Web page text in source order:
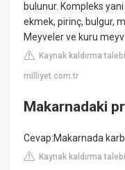
bulunur. Kompleks
ekmek, pirinç, bulgur,
Meyveler ve kuru
Kaynak kaldırma talebi
milliyet.com.tr
Makarnadaki
Cevap:Makarnada
Kaynak kaldırma talebi